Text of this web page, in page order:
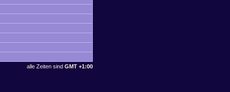
alle Zeiten sind GMT +1:00